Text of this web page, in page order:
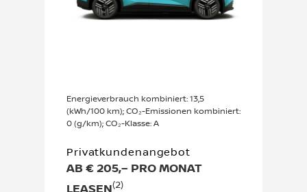
Energieverbrauch kombiniert: 13,5
(kWh/100 km); CO₂-Emissionen kombiniert:
0 (g/km); CO₂-Klasse: A
Privatkundenangebot
AB € 205,– PRO MONAT
(2)